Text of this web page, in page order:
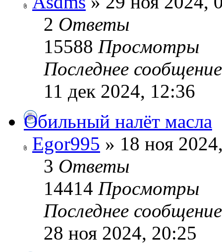
2 Ответы
15588 Просмотры
Последнее
11 дек 2024, 12:36
Обильный налёт масла
Egor995 » 18 ноя
3 Ответы
14414 Просмотры
Последнее
28 ноя 2024, 20:25